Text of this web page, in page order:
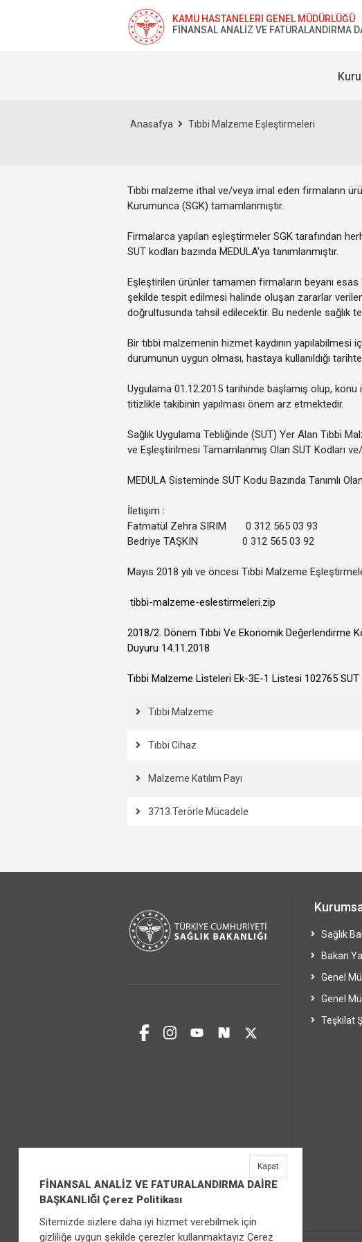
KAMU HASTANELERİ GENEL MÜDÜRLÜĞÜ
FİNANSAL ANALİZ VE FATURALANDIRMA
Anasafya Tıbbi Malzeme Eşleştirmeleri
Tıbbi malzeme ithal ve/veya imal eden firmaların
Kurumunca (SGK) tamamlanmıştır.
Firmalarca yapılan eşleştirmeler SGK tarafından
SUT kodları bazında MEDULA’ya tanımlanmıştır.
Eşleştirilen ürünler tamamen firmaların beyanı
şekilde tespit edilmesi halinde oluşan zararlar
doğrultusunda tahsil edilecektir. Bu nedenle sağlık
Bir tıbbi malzemenin hizmet kaydının yapılabilmesi
durumunun uygun olması, hastaya kullanıldığı
Uygulama 01.12.2015 tarihinde başlamış olup, konu
titizlikle takibinin yapılması önem arz etmektedir.
Sağlık Uygulama Tebliğinde (SUT) Yer Alan Tıbbi
ve Eşleştirilmesi Tamamlanmış Olan SUT Kodları
MEDULA Sisteminde SUT Kodu Bazında Tanımlı
İletişim :
Fatmatül Zehra SIRIM 0 312 565 03 93
Bedriye TAŞKIN 0 312 565 03 92
Mayıs 2018 yılı ve öncesi Tıbbi Malzeme
tibbi-malzeme-eslestirmeleri.zip
2018/2. Dönem Tıbbi Ve Ekonomik Değerlendirme
Duyuru 14.11.2018
Tıbbi Malzeme Listeleri Ek-3E-1 Listesi 102765
Tıbbi Malzeme
Tıbbi Cihaz
Malzeme Katılım Payı
3713 Terörle Mücadele
Sağlık
Bakan
Genel
Genel
Teşkilat
FİNANSAL ANALİZ VE FATURALANDIRMA DAİRE
BAŞKANLIĞI Çerez Politikası
Sitemizde sizlere daha iyi hizmet verebilmek için
gizliliğe uygun şekilde çerezler kullanmaktayız Çerez
Kapat